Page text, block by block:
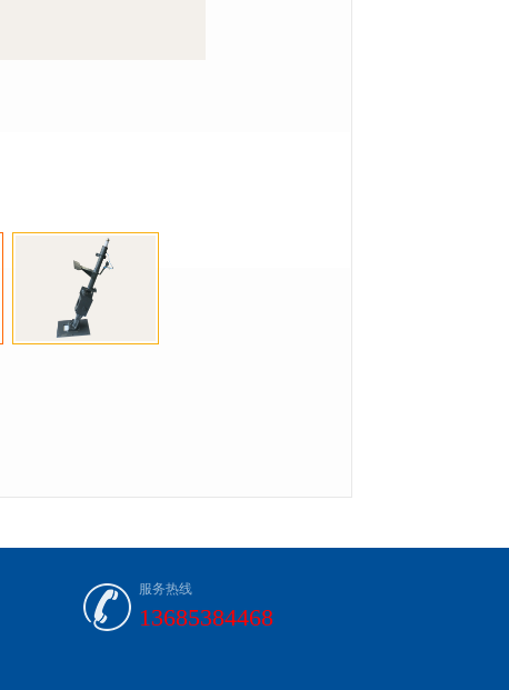
服务热线
13685384468